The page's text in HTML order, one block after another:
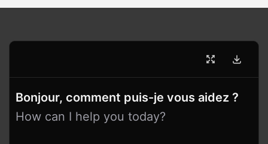
Bonjour, comment puis-je vous aidez ?
How can I help you today?